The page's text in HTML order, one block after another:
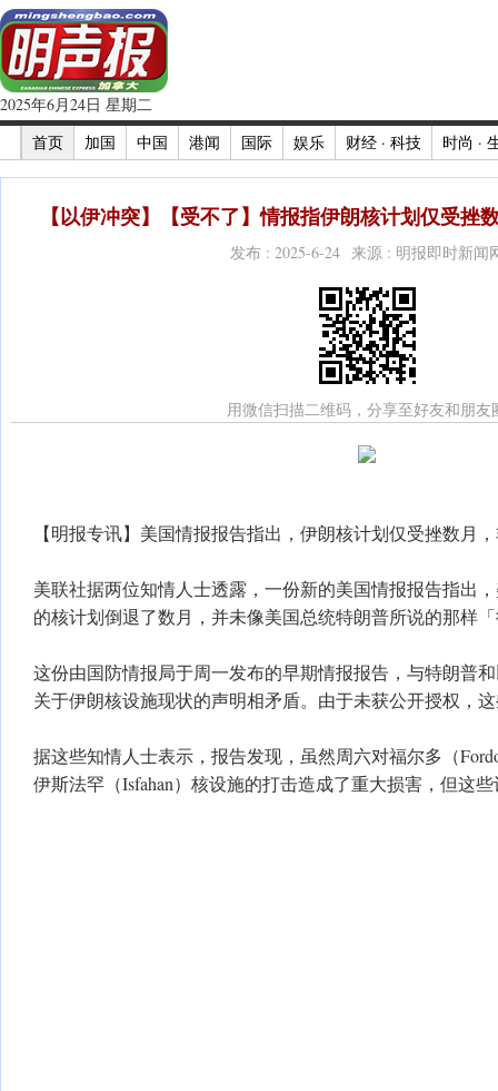
2025年6月24日 星期二
首页
加国 中国 港闻 国际 娱乐 财经 · 科技 时尚 ·
【以伊冲突】【受不了】情报指伊朗核计划仅受挫
发布 : 2025-6-24 来源 : 明报即时新闻
用微信扫描二维码，分享至好友和朋友
【明报专讯】美国情报报告指出，伊朗核计划仅受挫数月
美联社据两位知情人士透露，一份新的美国情报报告指出
的核计划倒退了数月，并未像美国总统特朗普所说的那样
这份由国防情报局于周一发布的早期情报报告，与特朗普
关于伊朗核设施现状的声明相矛盾。由于未获公开授权，
据这些知情人士表示，报告发现，虽然周六对福尔多（
伊斯法罕（Isfahan）核设施的打击造成了重大损害，但这